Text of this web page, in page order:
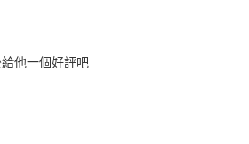
他一個好評吧